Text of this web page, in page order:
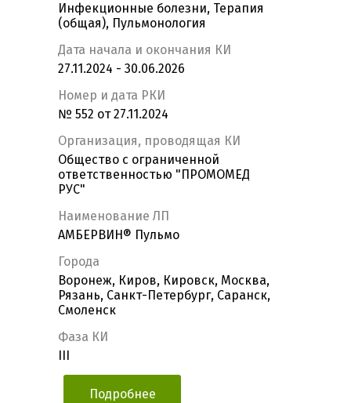
Инфекционные болезни, Терапия
(общая), Пульмонология
Дата начала и окончания КИ
27.11.2024 - 30.06.2026
Номер и дата РКИ
№ 552 от 27.11.2024
Организация, проводящая КИ
Общество с ограниченной
ответственностью "ПРОМОМЕД
РУС"
Наименование ЛП
АМБЕРВИН® Пульмо
Города
Воронеж, Киров, Кировск, Москва,
Рязань, Санкт-Петербург, Саранск,
Смоленск
Фаза КИ
Подробнее